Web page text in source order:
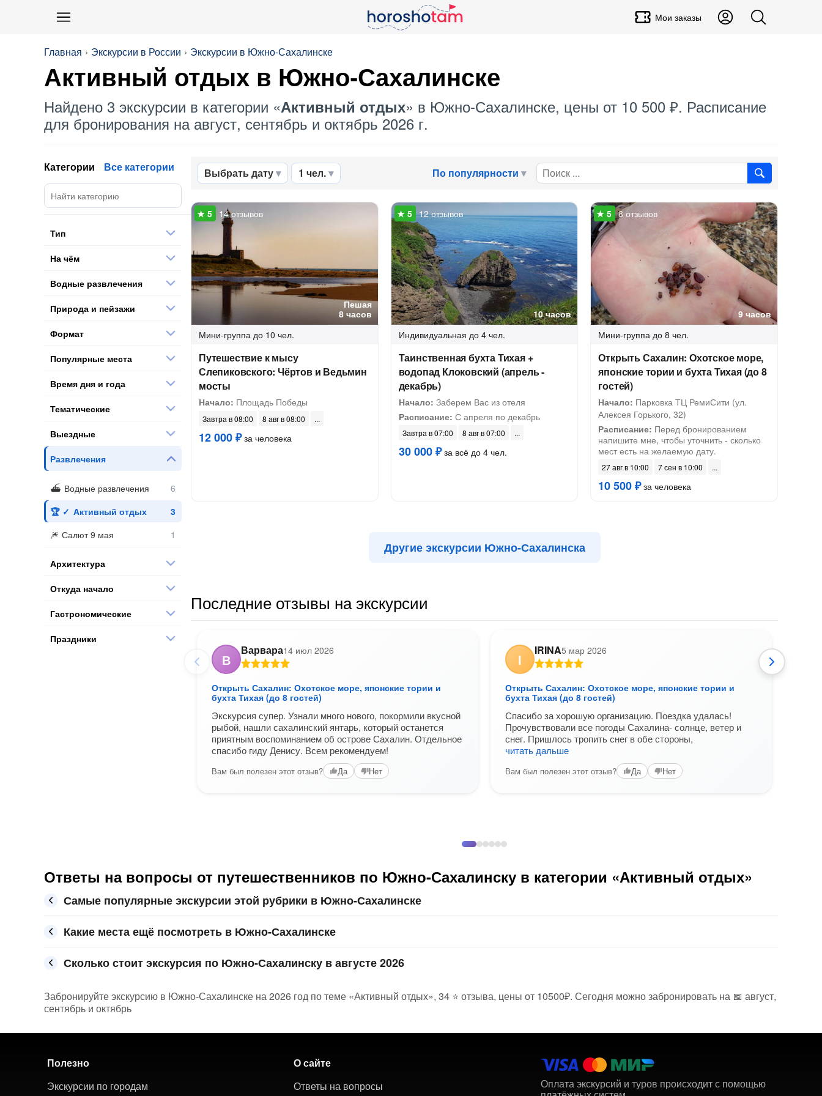
Мои заказы
Главная Экскурсии в России Экскурсии в Южно-Сахалинске
Активный отдых в Южно-Сахалинске
Найдено 3 экскурсии в категории «Активный отдых» в Южно-Сахалинске, цены от 10 500 ₽. Расписание
для бронирования на август, сентябрь и октябрь 2026 г.
Выбрать дату 1 чел. По популярности
Пешая
8 часов
14 отзывов
Мини-группа до 10 чел.
Путешествие к мысу
Слепиковского: Чёртов и Ведьмин
мосты
Начало: Площадь Победы
Завтра в 08:00 8 авг в 08:00
12 000 ₽за человека
10 часов
12 отзывов
Индивидуальная до 4 чел.
Таинственная бухта Тихая +
водопад Клоковский (апрель -
декабрь)
Начало: Заберем Вас из отеля
Расписание: С апреля по декабрь
Завтра в 07:00 8 авг в 07:00
30 000 ₽за всё до 4 чел.
9 часов
8 отзывов
Мини-группа до 8 чел.
Открыть Сахалин: Охотское море,
японские тории и бухта Тихая (до 8
гостей)
Начало: Парковка ТЦ РемиСити (ул.
Алексея Горького, 32)
Расписание: Перед бронированием
напишите мне, чтобы уточнить - сколько
мест есть на желаемую дату.
27 авг в 10:00 7 сен в 10:00
10 500 ₽за человека
Другие экскурсии Южно-Сахалинска
Последние отзывы на экскурсии
В
Варвара14 июл 2026
Открыть Сахалин: Охотское море, японские тории и
бухта Тихая (до 8 гостей)
Экскурсия супер. Узнали много нового, покормили вкусной
рыбой, нашли сахалинский янтарь, который останется
приятным воспоминанием об острове Сахалин. Отдельное
спасибо гиду Денису. Всем рекомендуем!
Вам был полезен этот отзыв? Да Нет
I
IRINA5 мар 2026
Открыть Сахалин: Охотское море, японские тории и
бухта Тихая (до 8 гостей)
Спасибо за хорошую организацию. Поездка удалась!
Прочувствовали все погоды Сахалина- солнце, ветер и
снег. Пришлось тропить снег в обе стороны,
читать дальше
Вам был полезен этот отзыв? Да Нет
Категории Все категории
Тип
На чём
Водные развлечения
Природа и пейзажи
Формат
Популярные места
Время дня и года
Тематические
Выездные
Развлечения
Водные развлечения
Активный отдых
Салют 9 мая
Архитектура
Откуда начало
Гастрономические
Праздники
Ответы на вопросы от путешественников по Южно-Сахалинску в категории «Активный отдых»
Самые популярные экскурсии этой рубрики в Южно-Сахалинске
Какие места ещё посмотреть в Южно-Сахалинске
Сколько стоит экскурсия по Южно-Сахалинску в августе 2026
Забронируйте экскурсию в Южно-Сахалинске на 2026 год по теме «Активный отдых», 34 ⭐ отзыва, цены от 10500₽. Сегодня можно забронировать на 📅 август,
сентябрь и октябрь
Полезно
Экскурсии по городам
О сайте
Ответы на вопросы
Оплата экскурсий и туров происходит с помощью